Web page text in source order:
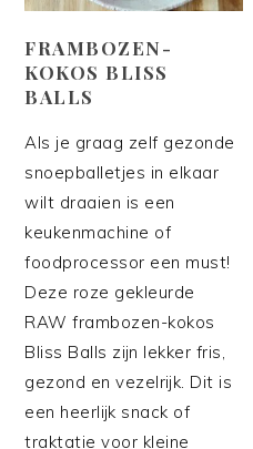
FRAMBOZEN-
KOKOS BLISS
BALLS
Als je graag zelf gezonde
snoepballetjes in elkaar
wilt draaien is een
keukenmachine of
foodprocessor een must!
Deze roze gekleurde
RAW frambozen-kokos
Bliss Balls zijn lekker fris,
gezond en vezelrijk. Dit is
een heerlijk snack of
traktatie voor kleine